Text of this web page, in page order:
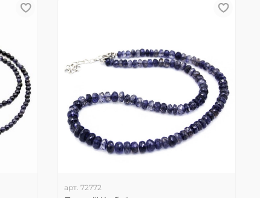
арт.72772